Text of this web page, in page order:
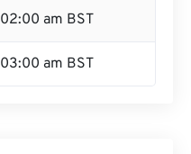
02:00 am BST
03:00 am BST